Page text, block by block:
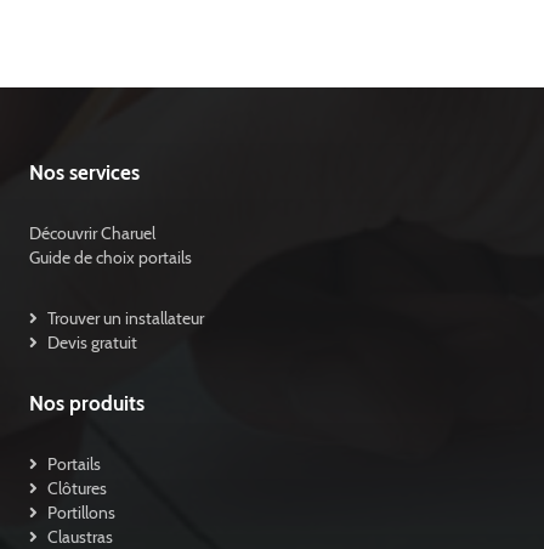
Nos services
Découvrir Charuel
Guide de choix portails
Trouver un installateur
Devis gratuit
Nos produits
Portails
Clôtures
Portillons
Claustras